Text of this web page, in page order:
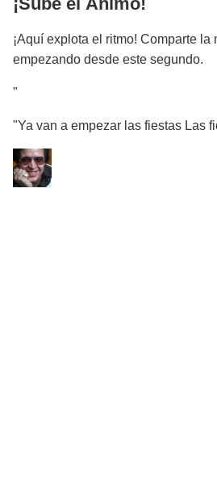
¡Aquí explota el ritmo! Comparte la
empezando desde este segundo.
"
"Ya van a empezar las fiestas Las